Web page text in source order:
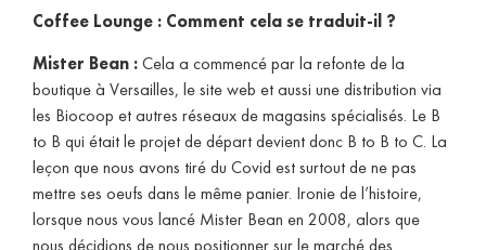
Coffee Lounge : Comment cela se traduit-il ?
Mister Bean :Cela a commencé par la refonte de la
boutique à Versailles, le site web et aussi une distribution via
les Biocoop et autres réseaux de magasins spécialisés. Le B
to B qui était le projet de départ devient donc B to B to C. La
leçon que nous avons tiré du Covid est surtout de ne pas
mettre ses oeufs dans le même panier. Ironie de l’histoire,
lorsque nous vous lancé Mister Bean en 2008, alors que
nous décidions de nous positionner sur le marché des